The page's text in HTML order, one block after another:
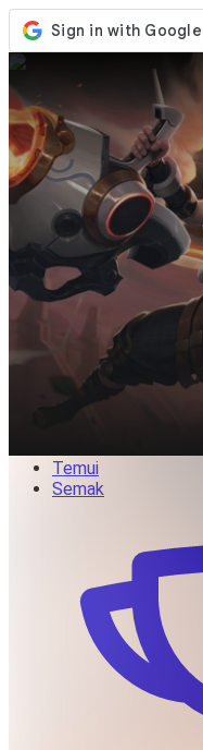
Kedai
Acara
Kemaskini
Berita
Malaysia
Log Masuk / Daftar
Log Masuk
Temui
Semak